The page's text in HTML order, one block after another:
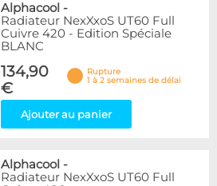
Alphacool -
Radiateur NexXxoS UT60 Full
Cuivre 420 - Edition Spéciale
BLANC
134,90
€
Rupture
1 à 2 semaines de délai
Ajouter au panier
Alphacool -
Radiateur NexXxoS UT60 Full